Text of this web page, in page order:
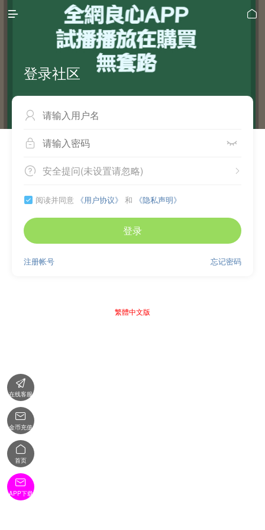
 
登录社区

 
 
安全提问(未设置请忽略)
 阅读并同意 《用户协议》 和 《隐私声明》
登录
忘记密码
注册帐号
繁體中文版

在线客服

金币充值

首页

APP下载